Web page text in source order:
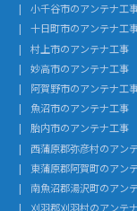
小千谷市のアンテナ工
十日町市のアンテナ工
村上市のアンテナ工事
妙高市のアンテナ工事
阿賀野市のアンテナ工
魚沼市のアンテナ工事
胎内市のアンテナ工事
西蒲原郡弥彦村のアン
東蒲原郡阿賀町のアン
南魚沼郡湯沢町のアン
刈羽郡刈羽村のアンテ